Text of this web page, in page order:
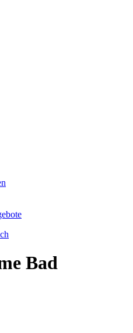
Bad